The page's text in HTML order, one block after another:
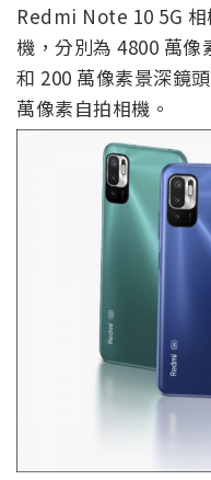
Redmi Note 10 5G
機，分別為 4800 萬
和 200 萬像素景深鏡
萬像素自拍相機。